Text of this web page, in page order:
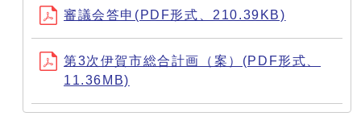
審議会答申(PDF形式、210.39KB)
第3次伊賀市総合計画（案）(PDF形式、
11.36MB)